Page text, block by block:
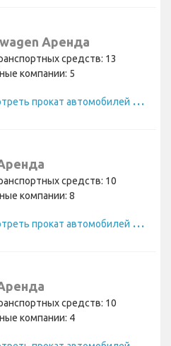
Аренда
средств: 13
компании: 5
П
росмотреть прокат автомобилей Volkswagen
средств: 10
компании: 8
П
росмотреть прокат автомобилей Ford
средств: 10
компании: 4